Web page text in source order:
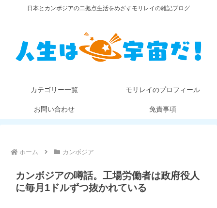
日本とカンボジアの二拠点生活をめざすモリレイの雑記ブログ
カテゴリー一覧 モリレイのプロフィール
お問い合わせ 免責事項
ホーム カンボジア
カンボジアの噂話。工場労働者は政府役人
に毎月1ドルずつ抜かれている